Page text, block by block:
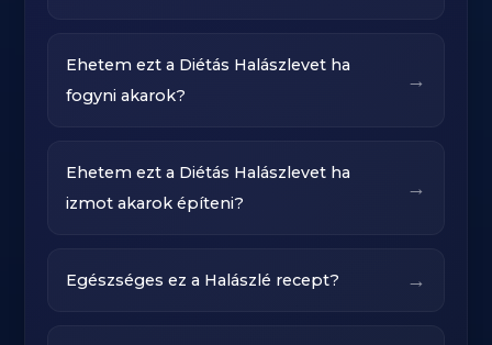
Ehetem ezt a Diétás Halászlevet ha
fogyni akarok?
→
Ehetem ezt a Diétás Halászlevet ha
izmot akarok építeni?
→
Egészséges ez a Halászlé recept? →